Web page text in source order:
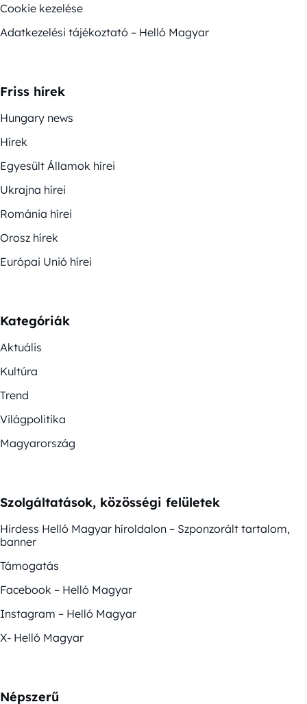
Cookie kezelése
Adatkezelési tájékoztató – Helló Magyar
Friss hírek
Hungary news
Hírek
Egyesült Államok hírei
Ukrajna hírei
Románia hírei
Orosz hírek
Európai Unió hírei
Kategóriák
Aktuális
Kultúra
Trend
Világpolitika
Magyarország
Szolgáltatások, közösségi felületek
Hirdess Helló Magyar híroldalon – Szponzorált tartalom,
banner
Támogatás
Facebook – Helló Magyar
Instagram – Helló Magyar
X- Helló Magyar
Népszerű